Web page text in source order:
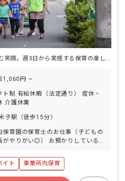
医療の現場で育む笑顔。週3日から実感する保育の楽しさ
1,060円 ~
ト制 有給休暇（法定通り） 産休・
介護休業
子駅（徒歩15分）
保育園の保育士のお仕事（子どもの
がやりがい◎） お預かりしている子
・睡眠・排泄・清潔・衣類の着脱等
団生活を通じた社会性の装着 ・行事
画・実行、お知らせの作成
イト
事業所内保育
有給
福利厚生充実